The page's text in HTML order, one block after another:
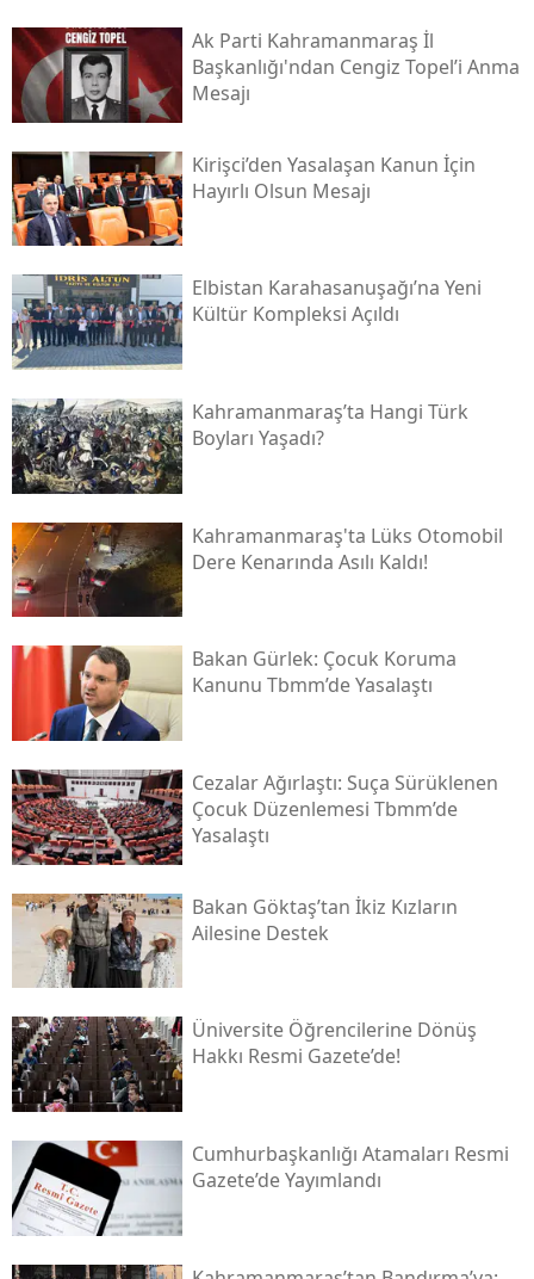
Ak Parti Kahramanmaraş İl
Başkanlığı'ndan Cengiz Topel’i Anma
Mesajı
Kirişci’den Yasalaşan Kanun İçin
Hayırlı Olsun Mesajı
Elbistan Karahasanuşağı’na Yeni
Kültür Kompleksi Açıldı
Kahramanmaraş’ta Hangi Türk
Boyları Yaşadı?
Kahramanmaraş'ta Lüks Otomobil
Dere Kenarında Asılı Kaldı!
Bakan Gürlek: Çocuk Koruma
Kanunu Tbmm’de Yasalaştı
Cezalar Ağırlaştı: Suça Sürüklenen
Çocuk Düzenlemesi Tbmm’de
Yasalaştı
Bakan Göktaş’tan İkiz Kızların
Ailesine Destek
Üniversite Öğrencilerine Dönüş
Hakkı Resmi Gazete’de!
Cumhurbaşkanlığı Atamaları Resmi
Gazete’de Yayımlandı